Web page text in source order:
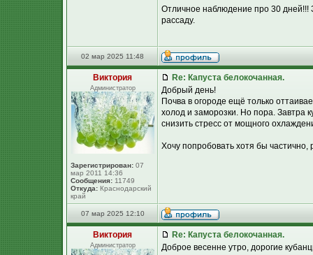
Отличное наблюдение про 30 дней!!!
рассаду.
02 мар 2025 11:48
Виктория
Администратор
Зарегистрирован: 07
мар 2011 14:36
Сообщения: 11749
Откуда: Краснодарский
край
Re: Капуста белокочанная.
Добрый день!
Почва в огороде ещё только
холод и заморозки. Но пора. Завтра
снизить стресс от мощного
Хочу попробовать хотя бы
07 мар 2025 12:10
Виктория
Администратор
Re: Капуста белокочанная.
Доброе весенне утро, дорогие